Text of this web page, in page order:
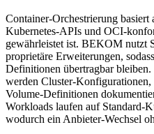
Container-Orchestrierung basiert
Kubernetes-APIs und OCI-
gewährleistet ist. BEKOM nutzt
proprietäre Erweiterungen,
Definitionen übertragbar
werden Cluster-Konfigurationen,
Volume-Definitionen
Workloads laufen auf Standard-
wodurch ein Anbieter-Wechsel